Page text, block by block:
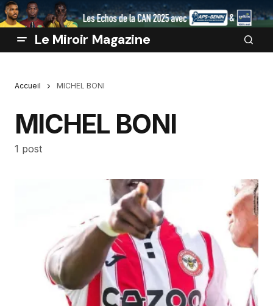
Le Miroir Magazine
Accueil MICHEL BONI
MICHEL BONI
1 post